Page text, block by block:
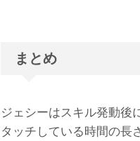
まとめ
ジェシーはスキル発動後
タッチしている時間の長